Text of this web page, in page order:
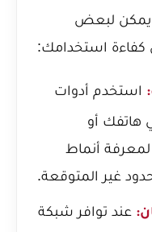
يمكن لبعض
كفاءة استخدامك:
استخدم أدوات
هاتفك أو
أنماط
غير المتوقعة.
عند توافر شبكة